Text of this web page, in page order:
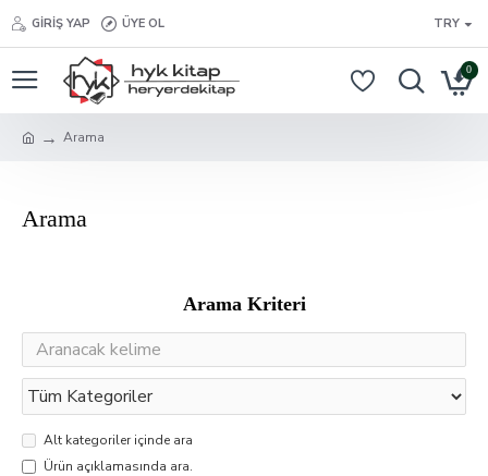
GIRIŞ YAP ÜYE OL TRY
0
Arama
Arama
Arama Kriteri
Alt kategoriler içinde ara
Ürün açıklamasında ara.